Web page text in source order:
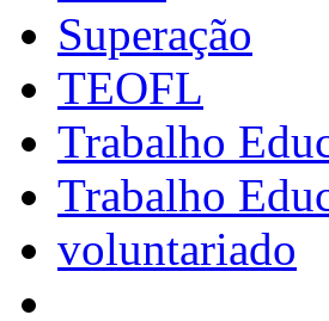
Superação
TEOFL
Trabalho
Trabalho
voluntariado